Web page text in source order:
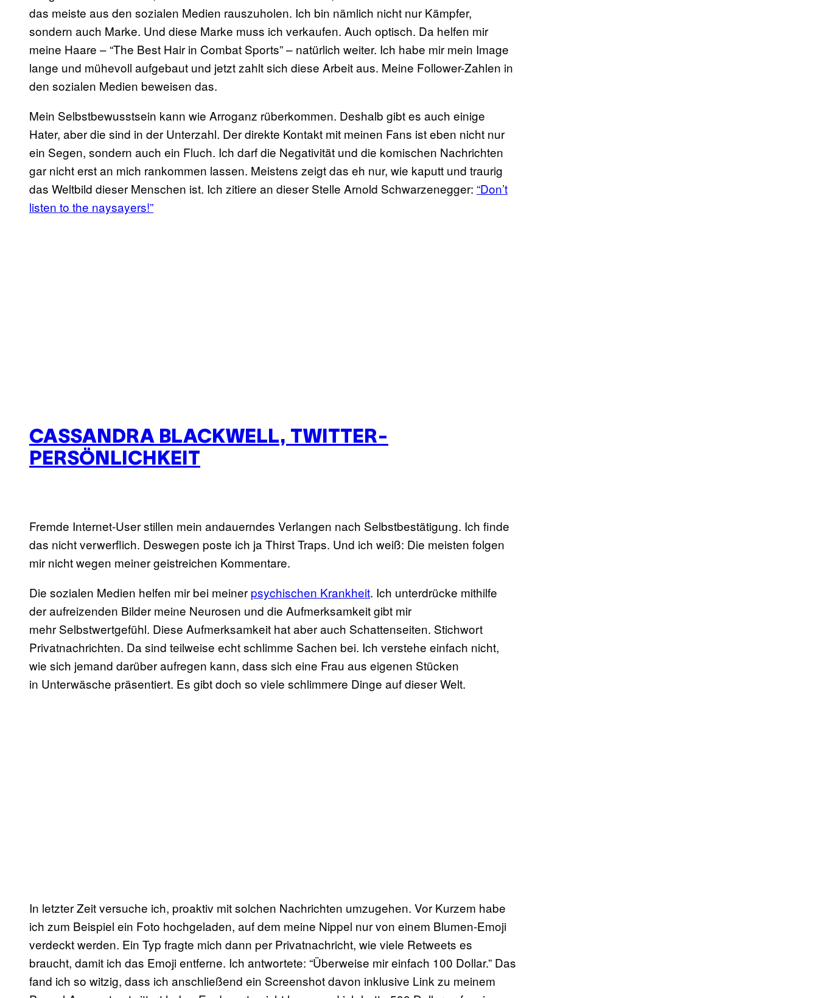
das meiste aus den sozialen Medien rauszuholen. Ich bin nämlich nicht nur Kämpfer,
sondern auch Marke. Und diese Marke muss ich verkaufen. Auch optisch. Da helfen mir
meine Haare – “The Best Hair in Combat Sports” – natürlich weiter. Ich habe mir mein Image
lange und mühevoll aufgebaut und jetzt zahlt sich diese Arbeit aus. Meine Follower-Zahlen in
den sozialen Medien beweisen das.
Mein Selbstbewusstsein kann wie Arroganz rüberkommen. Deshalb gibt es auch einige
Hater, aber die sind in der Unterzahl. Der direkte Kontakt mit meinen Fans ist eben nicht nur
ein Segen, sondern auch ein Fluch. Ich darf die Negativität und die komischen Nachrichten
gar nicht erst an mich rankommen lassen. Meistens zeigt das eh nur, wie kaputt und traurig
das Weltbild dieser Menschen ist. Ich zitiere an dieser Stelle Arnold Schwarzenegger: “Don’t
listen to the naysayers!”
CASSANDRA BLACKWELL, TWITTER-
PERSÖNLICHKEIT
Fremde Internet-User stillen mein andauerndes Verlangen nach Selbstbestätigung. Ich finde
das nicht verwerflich. Deswegen poste ich ja Thirst Traps. Und ich weiß: Die meisten folgen
mir nicht wegen meiner geistreichen Kommentare.
Die sozialen Medien helfen mir bei meiner psychischen Krankheit. Ich unterdrücke mithilfe
der aufreizenden Bilder meine Neurosen und die Aufmerksamkeit gibt mir
mehr Selbstwertgefühl. Diese Aufmerksamkeit hat aber auch Schattenseiten. Stichwort
Privatnachrichten. Da sind teilweise echt schlimme Sachen bei. Ich verstehe einfach nicht,
wie sich jemand darüber aufregen kann, dass sich eine Frau aus eigenen Stücken
in Unterwäsche präsentiert. Es gibt doch so viele schlimmere Dinge auf dieser Welt.
In letzter Zeit versuche ich, proaktiv mit solchen Nachrichten umzugehen. Vor Kurzem habe
ich zum Beispiel ein Foto hochgeladen, auf dem meine Nippel nur von einem Blumen-Emoji
verdeckt werden. Ein Typ fragte mich dann per Privatnachricht, wie viele Retweets es
braucht, damit ich das Emoji entferne. Ich antwortete: “Überweise mir einfach 100 Dollar.” Das
fand ich so witzig, dass ich anschließend ein Screenshot davon inklusive Link zu meinem